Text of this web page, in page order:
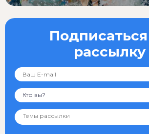
рассылку
Кто вы?